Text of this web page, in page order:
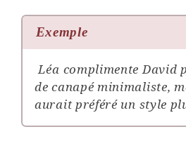
Exemple
Léa complimente David
de canapé minimaliste,
aurait préféré un style